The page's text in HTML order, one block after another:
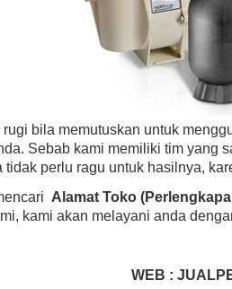
bila memutuskan untuk
Sebab kami memiliki tim yang
tidak perlu ragu untuk hasilnya,
Alamat Toko
kami akan melayani anda
WEB :